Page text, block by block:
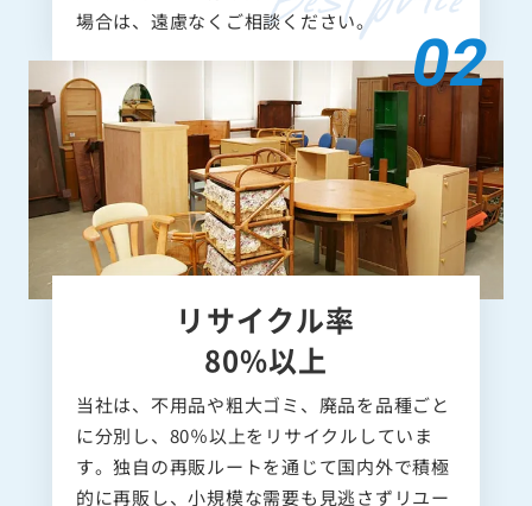
場合は、遠慮なくご相談ください。
リサイクル率
80%以上
当社は、不用品や粗大ゴミ、廃品を品種ごと
に分別し、80％以上をリサイクルしていま
す。独自の再販ルートを通じて国内外で積極
的に再販し、小規模な需要も見逃さずリユー